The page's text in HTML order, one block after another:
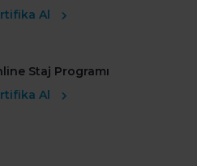
Al
Staj Programı
Al